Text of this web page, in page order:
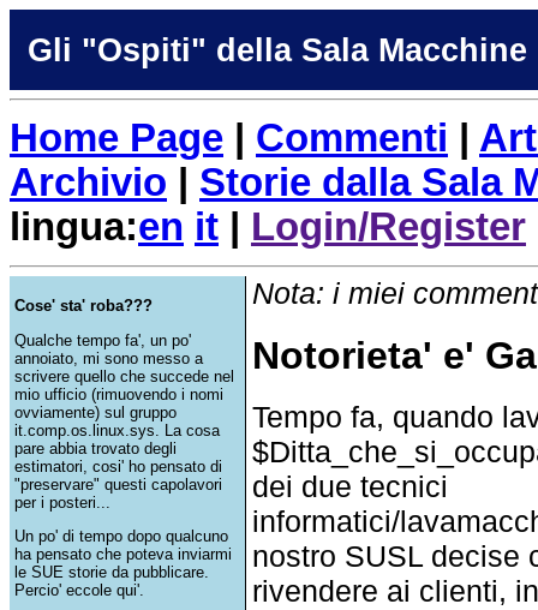
Gli "Ospiti" della Sala Macchine
Home Page Commenti
Archivio
Storie dalla Sala
lingua:en it Login/Register
Cose' sta' roba???
Qualche tempo fa', un po'
annoiato, mi sono messo a
scrivere quello che succede nel
mio ufficio (rimuovendo i nomi
ovviamente) sul gruppo
it.comp.os.linux.sys. La cosa
pare abbia trovato degli
estimatori, cosi' ho pensato di
"preservare" questi capolavori
per i posteri...
Un po' di tempo dopo qualcuno
ha pensato che poteva inviarmi
le SUE storie da pubblicare.
Percio' eccole qui'.
Nota: i miei
Notorieta' e'
Tempo fa, quando
dei due tecnici
informatici/
nostro SUSL decise
rivendere ai clienti,